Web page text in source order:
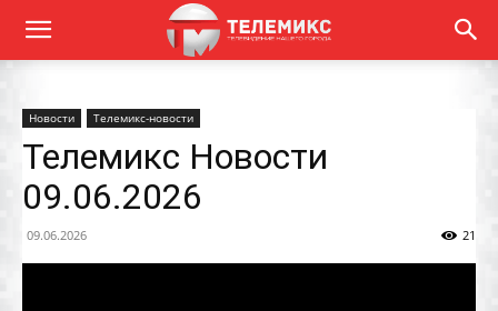
Новости Телемикс-новости
Телемикс Новости
09.06.2026
09.06.2026 21